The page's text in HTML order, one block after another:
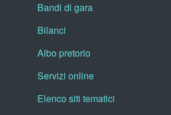
Bandi di gara
Bilanci
Albo pretorio
Servizi online
Elenco siti tematici